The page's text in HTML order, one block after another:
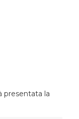
presentata la